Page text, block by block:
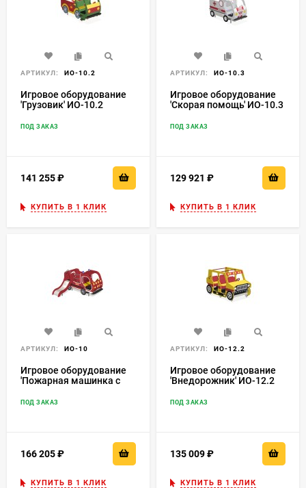
АРТИКУЛ: ИО-10.2
Игровое оборудование
'Грузовик' ИО-10.2
ПОД ЗАКАЗ
141 255
КУПИТЬ В 1 КЛИК
АРТИКУЛ: ИО-10.3
Игровое оборудование
'Скорая помощь' ИО-10.3
ПОД ЗАКАЗ
129 921
КУПИТЬ В 1 КЛИК
АРТИКУЛ: ИО-10
Игровое оборудование
'Пожарная машинка с
ПОД ЗАКАЗ
166 205
КУПИТЬ В 1 КЛИК
АРТИКУЛ: ИО-12.2
Игровое оборудование
'Внедорожник' ИО-12.2
ПОД ЗАКАЗ
135 009
КУПИТЬ В 1 КЛИК